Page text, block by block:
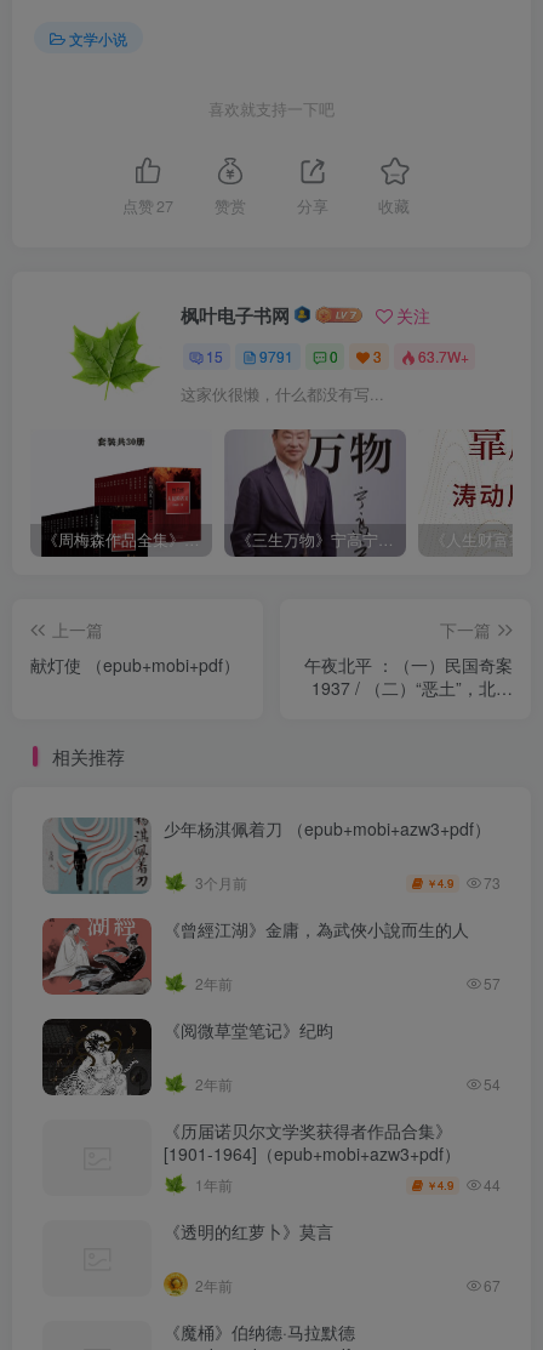
文学小说
喜欢就支持一下吧
点赞 27 赞赏 分享 收藏
枫叶电子书网 关注
15 9791 0 3 63.7W+
这家伙很懒，什么都没有写...
《周梅森作品全集》[共30册] 《三生万物》宁高宁（epub+mobi+azw3+pdf）
上一篇
献灯使 （epub+mobi+pdf）
下一篇
午夜北平 ：（一）民国奇案
1937 / （二）“恶土”，北平
相关推荐
少年杨淇佩着刀 （epub+mobi+azw3+pdf）
3个月前 ￥4.9 73
《曾經江湖》金庸，為武俠小說而生的人
2年前 57
《阅微草堂笔记》纪昀
2年前 54
《历届诺贝尔文学奖获得者作品合集》
[1901-1964]（epub+mobi+azw3+pdf）
1年前 ￥4.9 44
《透明的红萝卜》莫言
2年前 67
《魔桶》伯纳德·马拉默德